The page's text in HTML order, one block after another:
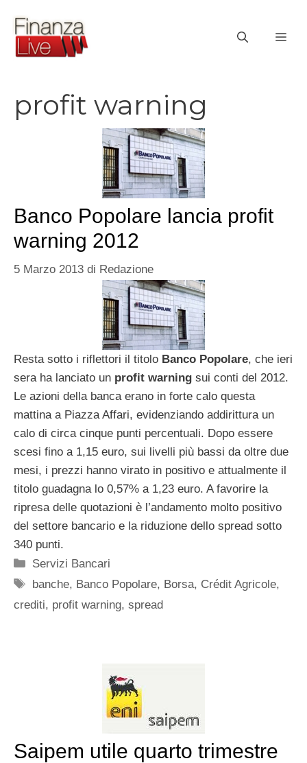
contenuto
profit warning
Banco Popolare lancia profit
warning 2012
5 Marzo 2013 di Redazione
Resta sotto i riflettori il titolo Banco Popolare, che ieri
sera ha lanciato un profit warning sui conti del 2012.
Le azioni della banca erano in forte calo questa
mattina a Piazza Affari, evidenziando addirittura un
calo di circa cinque punti percentuali. Dopo essere
scesi fino a 1,15 euro, sui livelli più bassi da oltre due
mesi, i prezzi hanno virato in positivo e attualmente il
titolo guadagna lo 0,57% a 1,23 euro. A favorire la
ripresa delle quotazioni è l’andamento molto positivo
del settore bancario e la riduzione dello spread sotto
340 punti.
Categorie
Servizi Bancari
Tag
banche, Banco Popolare, Borsa, Crédit Agricole,
crediti, profit warning, spread
Saipem utile quarto trimestre